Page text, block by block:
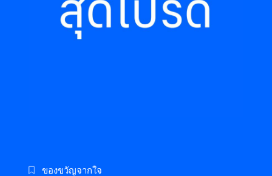
ของขวัญจากใจ